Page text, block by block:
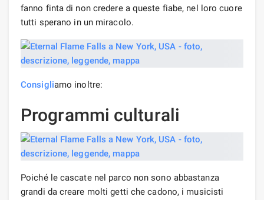
fanno finta di non credere a queste fiabe, nel loro cuore
tutti sperano in un miracolo.
Consigliamo inoltre:
Programmi culturali
Poiché le cascate nel parco non sono abbastanza
grandi da creare molti getti che cadono, i musicisti